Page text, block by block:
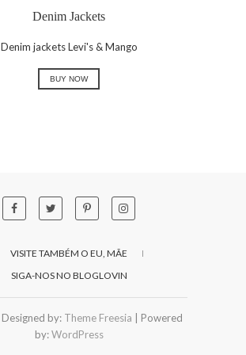
Denim Jackets
Denim jackets Levi's & Mango
BUY NOW
VISITE TAMBÉM O EU, MÃE
SIGA-NOS NO BLOGLOVIN
| Designed by: Theme Freesia | Powered
by:WordPress